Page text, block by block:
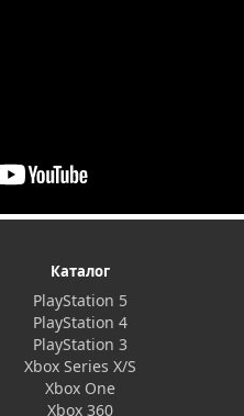
Каталог
PlayStation 5
PlayStation 4
PlayStation 3
Xbox Series X/S
Xbox One
Xbox 360